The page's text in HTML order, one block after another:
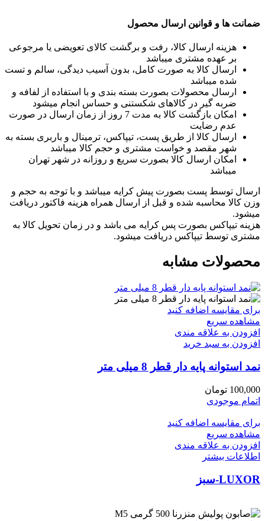
ضمانت ها و قوانین ارسال محصول
هزینه ارسال کالا، رفت و برگشت کالای تعویضی یا مرجوعی
بر عهده مشتری میباشد
ارسال کالا به صورت کامل، بدون آسیب دیدگی، سالم و تست
شده میباشد
ارسال محصولات بصورت بسته بندی و با استفاده از لفافه و
ضربه گیر در کالاهای شکستنی و حساس انجام میشود
امکان بازگشت کالا به مدت 7 روز از زمان ارسال در صورت
عدم رضایت
ارسال کالا از طریق پست، تیپاکس، ترمینال و باربری بسته به
شهر مقصد و خواست مشتری و حجم کالا میباشد
امکان ارسال کالا بصورت سریع و روزانه در شهر تهران
میباشد
ارسال توسط پست بصورت پیش کرایه میباشد و با توجه به حجم و
وزن کالا محاسبه شده و قبل از ارسال همراه هزینه فاکتور دریافت
میشود.
هزینه تیپاکس بصورت پس کرایه می باشد و در زمان تحویل کالا به
مشتری توسط تیپاکس دریافت میشود.
محصولات مشابه
برای مقایسه اضافه کنید
مشاهده سریع
افزودن به علاقه مندی
افزودن به سبد خرید
نمد استوانه پایه دار قطر 8 میلی متر
100,000 تومان
اتمام موجودی
برای مقایسه اضافه کنید
مشاهده سریع
افزودن به علاقه مندی
اطلاعات بیشتر
LUXOR-سبز